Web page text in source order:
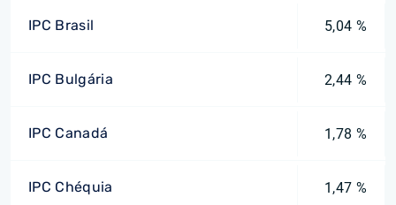
IPC Brasil 5,04 %
IPC Bulgária 2,44 %
IPC Canadá 1,78 %
IPC Chéquia 1,47 %